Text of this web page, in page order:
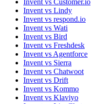
Invent vs Lindy
Invent vs respond.io
Invent vs Wati
Invent vs Bird
Invent vs Freshdesk
Invent vs Agentforce
Invent vs Sierra
Invent vs Chatwoot
Invent vs Drift
Invent vs Kommo
Invent vs Klaviyo